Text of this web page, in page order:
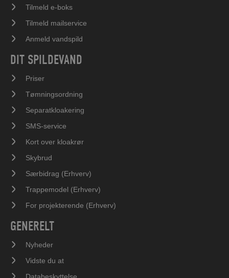
Tilmeld e-boks
Tilmeld mailservice
Anmeld vandspild
DIT SPILDEVAND
Priser
Tømningsordning
Separatkloakering
SMS-service
Kort over kloakrør
Skybrud
Særbidrag (Erhverv)
Trappemodel (Erhverv)
For projekterende (Erhverv)
GENERELT
Nyheder
Vidste du at